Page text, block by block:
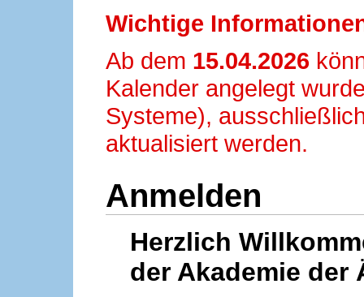
Wichtige
Ab dem 15.04.2026
Kalender angelegt
Systeme),
aktualisiert werden.
Anmelden
Herzlich
der Akademie der